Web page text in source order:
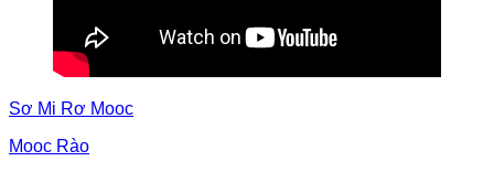
Sơ Mi Rơ Mooc
Mooc Rào